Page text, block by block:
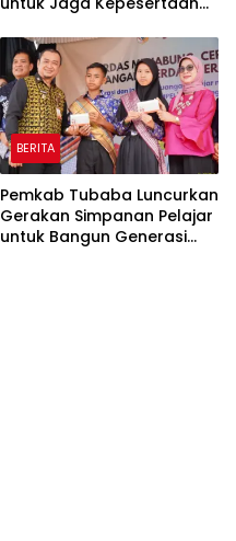
BERITA
Pemkab Tubaba Luncurkan
Gerakan Simpanan Pelajar
untuk Bangun Generasi